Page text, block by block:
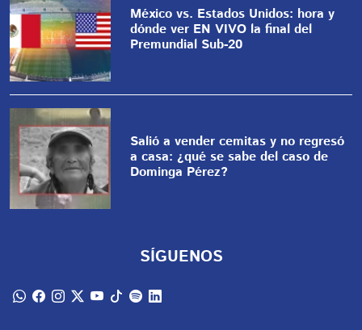
México vs. Estados Unidos: hora y
dónde ver EN VIVO la final del
Premundial Sub-20
Salió a vender cemitas y no regresó
a casa: ¿qué se sabe del caso de
Dominga Pérez?
SÍGUENOS